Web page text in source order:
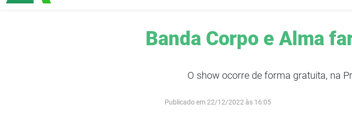
Banda Corpo e Alma
O show ocorre de forma gratuita, na
Publicado em 22/12/2022 às 16:05